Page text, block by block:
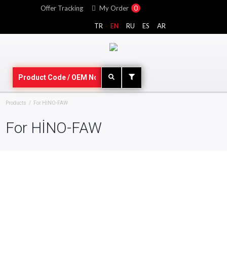
Offer Tracking My Order 0
TR EN RU ES AR
Products For HİNO-FAW
For HİNO-FAW